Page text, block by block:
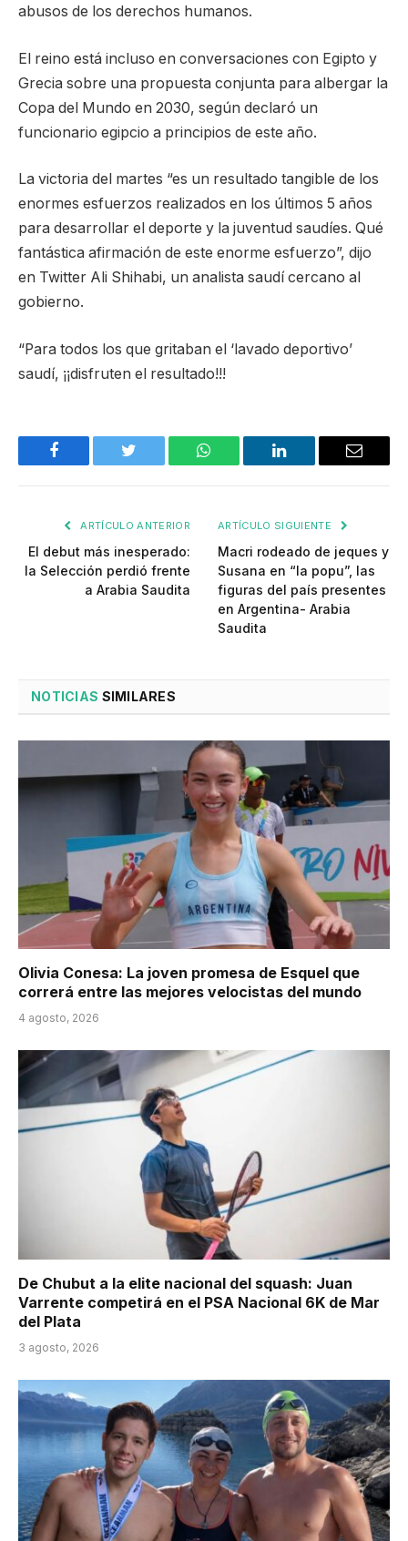
abusos de los derechos humanos.
El reino está incluso en conversaciones con Egipto y
Grecia sobre una propuesta conjunta para albergar la
Copa del Mundo en 2030, según declaró un
funcionario egipcio a principios de este año.
La victoria del martes “es un resultado tangible de los
enormes esfuerzos realizados en los últimos 5 años
para desarrollar el deporte y la juventud saudíes. Qué
fantástica afirmación de este enorme esfuerzo”, dijo
en Twitter Ali Shihabi, un analista saudí cercano al
gobierno.
“Para todos los que gritaban el ‘lavado deportivo’
saudí, ¡¡disfruten el resultado!!!
Facebook Twitter WhatsApp LinkedIn Email
ARTÍCULO ANTERIOR
El debut más inesperado:
la Selección perdió frente
a Arabia Saudita
ARTÍCULO SIGUIENTE
Macri rodeado de jeques y
Susana en “la popu”, las
figuras del país presentes
en Argentina- Arabia
Saudita
NOTICIAS SIMILARES
Olivia Conesa: La joven promesa de Esquel que
correrá entre las mejores velocistas del mundo
4 agosto, 2026
De Chubut a la elite nacional del squash: Juan
Varrente competirá en el PSA Nacional 6K de Mar
del Plata
3 agosto, 2026